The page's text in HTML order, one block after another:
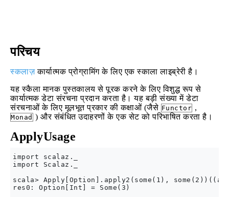
परिचय
स्कलाज़कार्यात्मक प्रोग्रामिंग के लिए एक स्काला लाइब्रेरी है।
यह स्कैला मानक पुस्तकालय से पूरक करने के लिए विशुद्ध रूप से
कार्यात्मक डेटा संरचना प्रदान करता है। यह बड़ी संख्या में डेटा
संरचनाओं के लिए मूलभूत प्रकार की कक्षाओं (जैसे Functor ,
Monad ) और संबंधित उदाहरणों के एक सेट को परिभाषित करता है।
ApplyUsage
import scalaz._
import Scalaz._
scala> Apply[Option].apply2(some(1),
res0: Option[Int] = Some(3)